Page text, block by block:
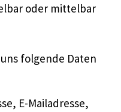
oder mittelbar
folgende Daten
E-Mailadresse,